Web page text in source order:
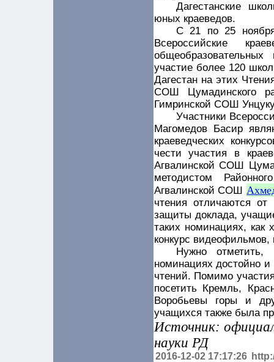
Дагестанские
юных краеведов.
С 21 по 25
Всероссийские
участие более 120
Дагестан на этих
СОШ Цумадинского
Гимринской СОШ
Участники
Магомедов Басир
краеведческих
чести участия в
Агвалинской СОШ
методистом
Агвалинской СОШ
чтения отличаются от
защиты доклада,
таких номинациях, как
конкурс видеофильмов,
Нужно отметить,
номинациях достойно
чтений. Помимо
посетить Кремль,
Воробьевы горы и
учащихся также была
Источник:
науки РД
2016-12-02 17:17:26